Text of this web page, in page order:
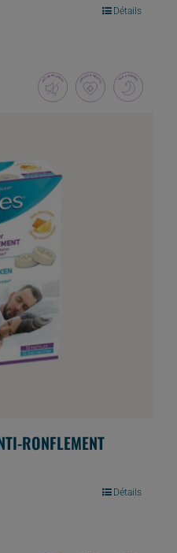
Détails
RONFLEMENT
Détails